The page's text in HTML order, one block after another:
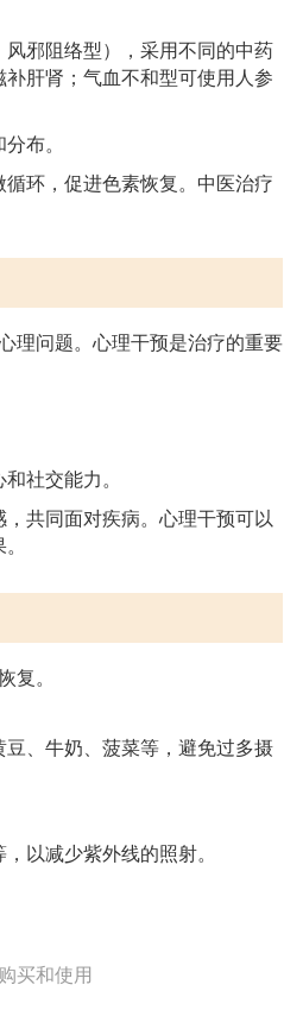
邪阻络型），采用不同的中药
肝肾；气血不和型可使用人参
布。
环，促进色素恢复。中医治疗
理问题。心理干预是治疗的重要
社交能力。
共同面对疾病。心理干预可以
复。
、牛奶、菠菜等，避免过多摄
以减少紫外线的照射。
买和使用